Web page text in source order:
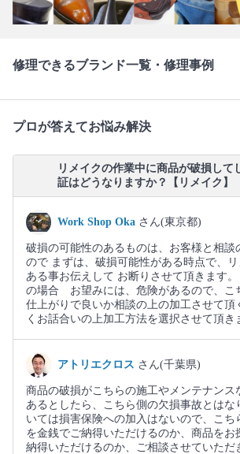
修理できるブランド一覧・修理事例
プロが答えてお悩み解決
リメイクの作業中に商品が破損して
証はどうなりますか？【リメイク】
Work Shop Oka さん(東京都)
破損の可能性のあるものは、お客様と相談
ので まずは、破損可能性がある時点で、
ある事お伝えして お断りさせて頂きます
の場合 お望みには、危険があるので、こ
仕上がりで良いか相談の上の加工させて
くお話合いの上加工方法を選択させて頂き
アトリエクロス さん(千葉県)
商品の破損がこちらの施工やメンテナンス
あるとしたら、こちら側の欠損事故とはな
いては損害保険への加入はないので、こち
を金銭でご納得いただけるのか、商品をお
納得いただけるのか、ご相談させていただ